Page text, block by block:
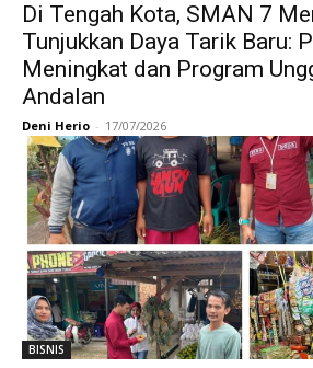
Di Tengah Kota, SMAN 7
Tunjukkan Daya Tarik Baru:
Meningkat dan Program
Andalan
Deni Herio - 17/07/2026
BISNIS